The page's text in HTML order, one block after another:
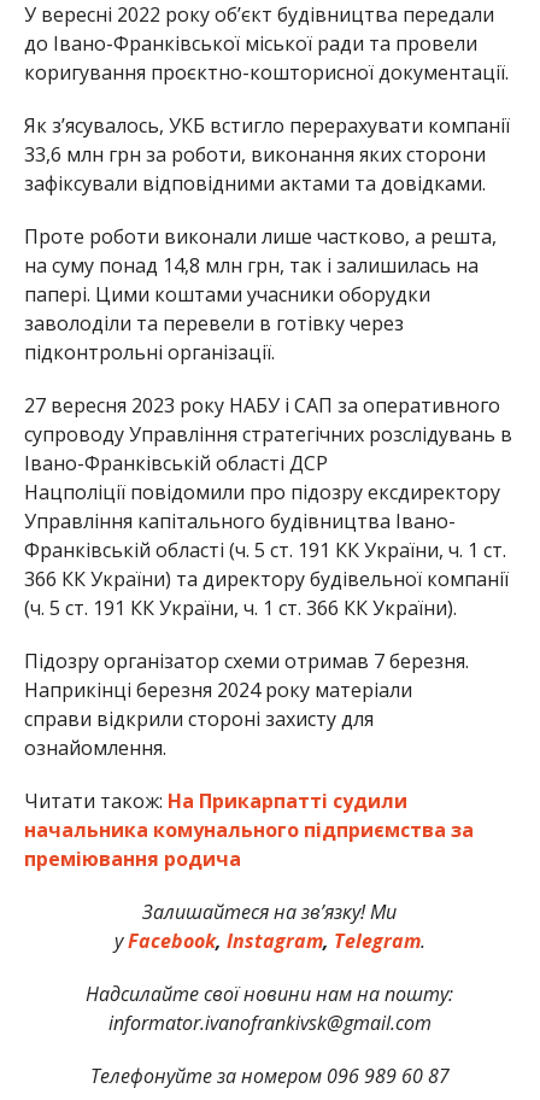
У вересні 2022 року об’єкт будівництва передали
до Івано-Франківської міської ради та провели
коригування проєктно-кошторисної документації.
Як з’ясувалось, УКБ встигло перерахувати компанії
33,6 млн грн за роботи, виконання яких сторони
зафіксували відповідними актами та довідками.
Проте роботи виконали лише частково, а решта,
на суму понад 14,8 млн грн, так і залишилась на
папері. Цими коштами учасники оборудки
заволоділи та перевели в готівку через
підконтрольні організації.
27 вересня 2023 року НАБУ і САП за оперативного
супроводу Управління стратегічних розслідувань в
Івано-Франківській області ДСР
Нацполіції повідомили про підозру ексдиректору
Управління капітального будівництва Івано-
Франківській області (ч. 5 ст. 191 КК України, ч. 1 ст.
366 КК України) та директору будівельної компанії
(ч. 5 ст. 191 КК України, ч. 1 ст. 366 КК України).
Підозру організатор схеми отримав 7 березня.
Наприкінці березня 2024 року матеріали
справи відкрили стороні захисту для
ознайомлення.
Читати також: На Прикарпатті судили
начальника комунального підприємства за
преміювання родича
Залишайтеся на зв’язку! Ми
уFacebook, Instagram, Telegram.
Надсилайте свої новини нам на пошту:
informator.ivanofrankivsk@gmail.com
Телефонуйте за номером 096 989 60 87